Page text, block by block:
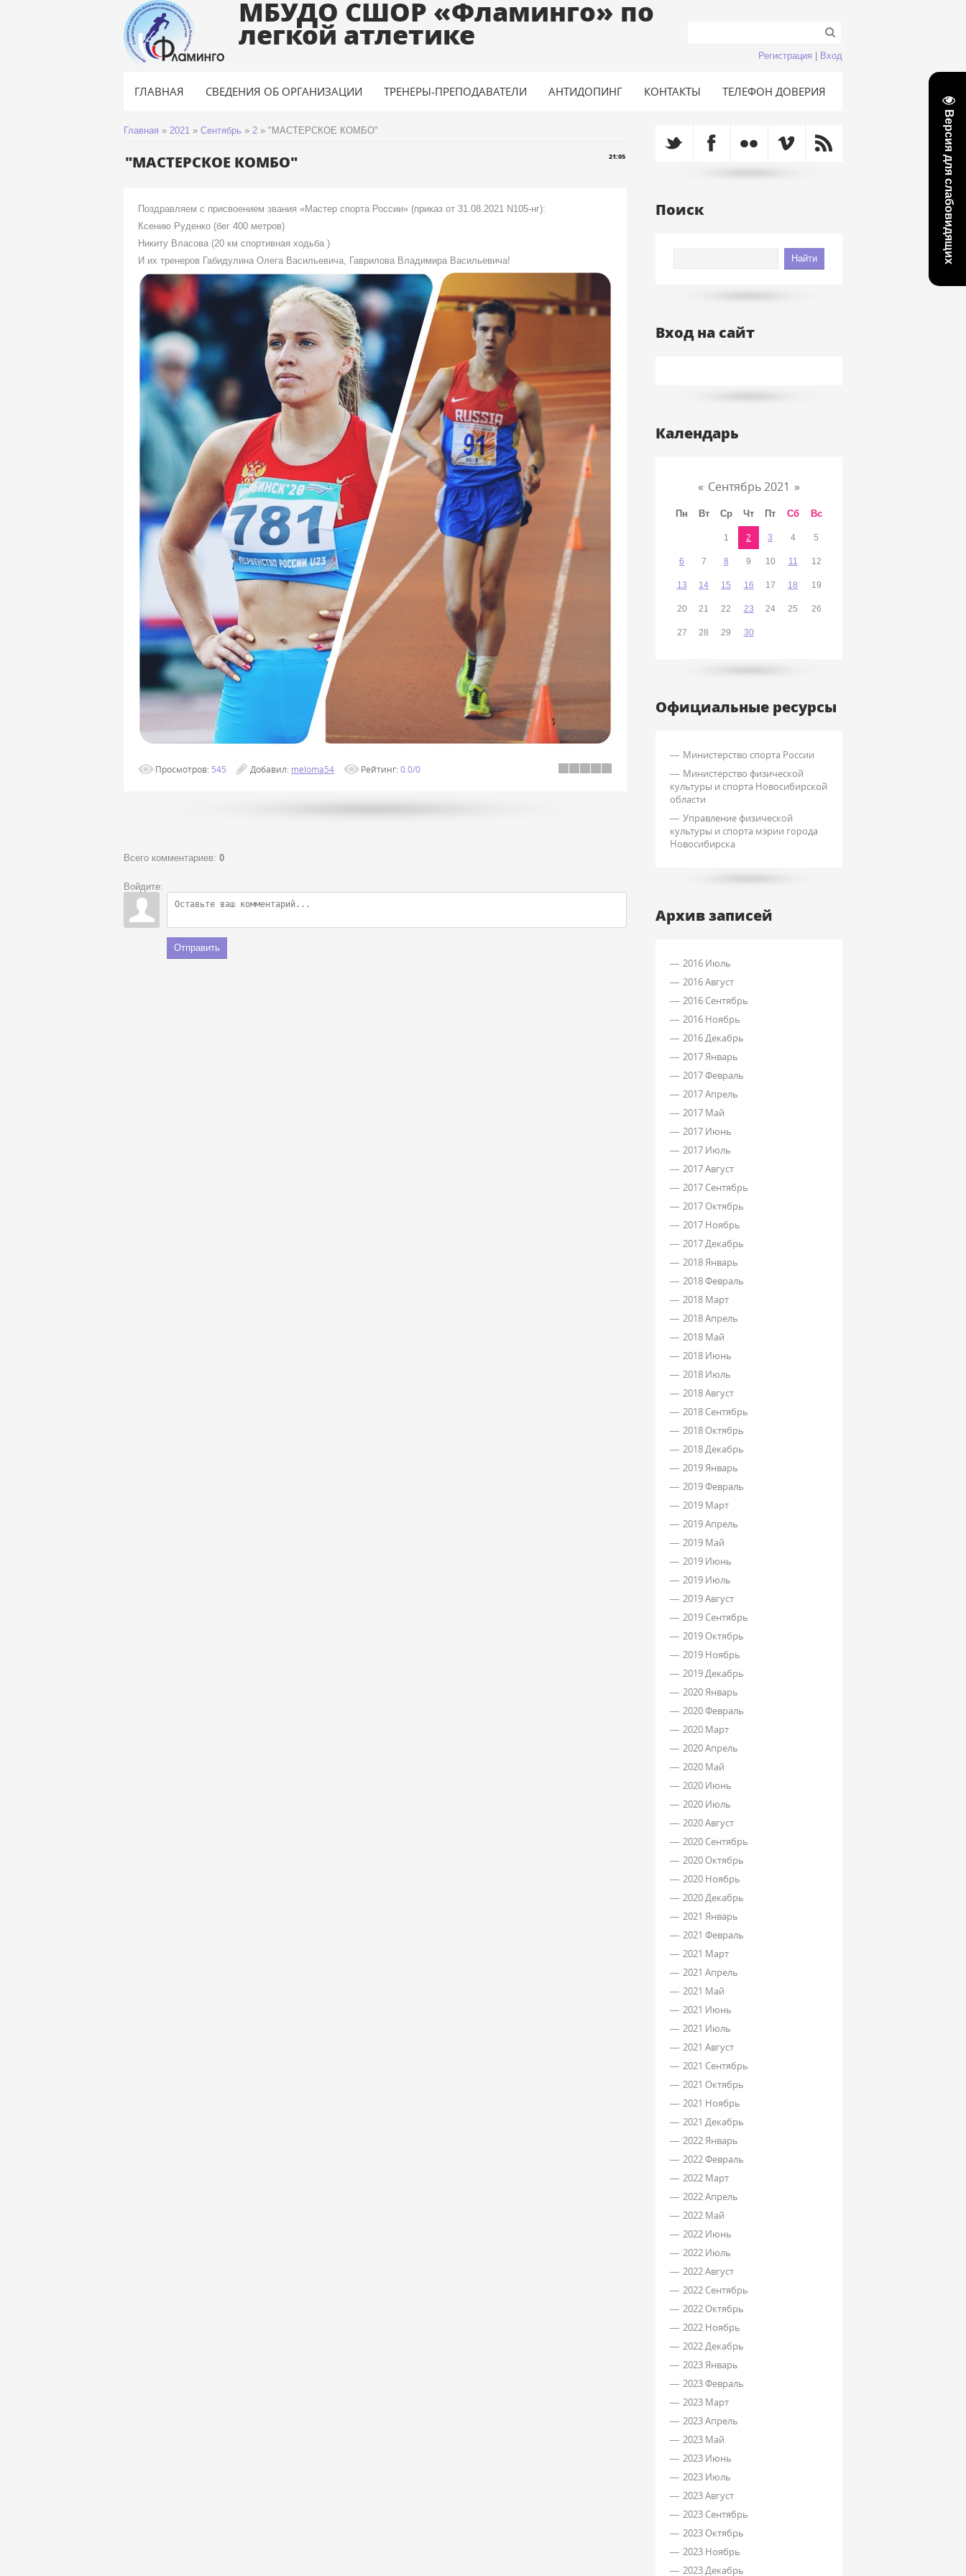
Версия для слабовидящих
МБУДО СШОР «Фламинго» по
легкой атлетике
Регистрация Вход
ГЛАВНАЯ СВЕДЕНИЯ ОБ ОРГАНИЗАЦИИ ТРЕНЕРЫ-ПРЕПОДАВАТЕЛИ АНТИДОПИНГ КОНТАКТЫ ТЕЛЕФОН ДОВЕРИЯ
Главная » 2021 » Сентябрь » 2 » "МАСТЕРСКОЕ КОМБО"
21:05
"МАСТЕРСКОЕ КОМБО"
Поздравляем с присвоением звания «Мастер спорта России» (приказ от 31.08.2021 N105-нг):
Ксению Руденко (бег 400 метров)
Никиту Власова (20 км спортивная ходьба )
И их тренеров Габидулина Олега Васильевича, Гаврилова Владимира Васильевича!
Просмотров: 545 Добавил: meloma54 Рейтинг: 0.0/0
Всего комментариев: 0
Войдите:
Отправить
Поиск
Вход на сайт
Календарь
« Сентябрь 2021 »
Пн Вт Ср Чт Пт Сб Вс
1 2 3 4 5
6 7 8 9 10 11 12
13 14 15 16 17 18 19
20 21 22 23 24 25 26
27 28 29 30
Официальные ресурсы
Министерство спорта России
Министерство физической
культуры и спорта Новосибирской
области
Управление физической
культуры и спорта мэрии города
Новосибирска
Архив записей
2016 Июль
2016 Август
2016 Сентябрь
2016 Ноябрь
2016 Декабрь
2017 Январь
2017 Февраль
2017 Апрель
2017 Май
2017 Июнь
2017 Июль
2017 Август
2017 Сентябрь
2017 Октябрь
2017 Ноябрь
2017 Декабрь
2018 Январь
2018 Февраль
2018 Март
2018 Апрель
2018 Май
2018 Июнь
2018 Июль
2018 Август
2018 Сентябрь
2018 Октябрь
2018 Декабрь
2019 Январь
2019 Февраль
2019 Март
2019 Апрель
2019 Май
2019 Июнь
2019 Июль
2019 Август
2019 Сентябрь
2019 Октябрь
2019 Ноябрь
2019 Декабрь
2020 Январь
2020 Февраль
2020 Март
2020 Апрель
2020 Май
2020 Июнь
2020 Июль
2020 Август
2020 Сентябрь
2020 Октябрь
2020 Ноябрь
2020 Декабрь
2021 Январь
2021 Февраль
2021 Март
2021 Апрель
2021 Май
2021 Июнь
2021 Июль
2021 Август
2021 Сентябрь
2021 Октябрь
2021 Ноябрь
2021 Декабрь
2022 Январь
2022 Февраль
2022 Март
2022 Апрель
2022 Май
2022 Июнь
2022 Июль
2022 Август
2022 Сентябрь
2022 Октябрь
2022 Ноябрь
2022 Декабрь
2023 Январь
2023 Февраль
2023 Март
2023 Апрель
2023 Май
2023 Июнь
2023 Июль
2023 Август
2023 Сентябрь
2023 Октябрь
2023 Ноябрь
2023 Декабрь